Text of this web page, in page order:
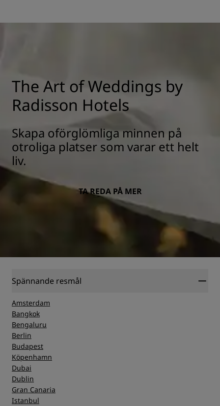
The Art of Weddings by
Radisson Hotels
Skapa oförglömliga minnen på
otroliga platser som varar ett helt
liv.
TA REDA PÅ MER
Spännande resmål
Amsterdam
Bangkok
Bengaluru
Berlin
Budapest
Köpenhamn
Dubai
Dublin
Gran Canaria
Istanbul